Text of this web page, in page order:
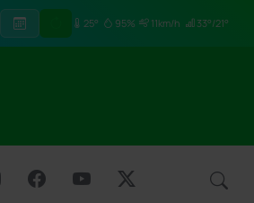
25° 95% 11km/h 33°/21°